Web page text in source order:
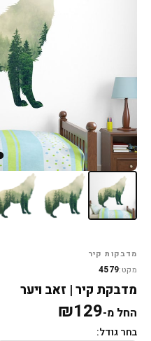
מדבקות קיר
מקט:4579
מדבקת קיר | זאב ויער
החל מ- ₪129
בחר גודל: